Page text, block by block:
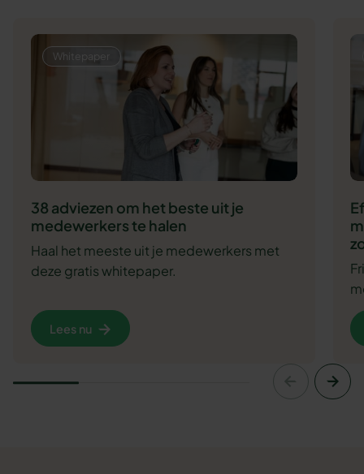
Whitepaper
38 adviezen om het beste uit je
medewerkers te halen
Haal het meeste uit je medewerkers met
deze gratis whitepaper.
Lees nu